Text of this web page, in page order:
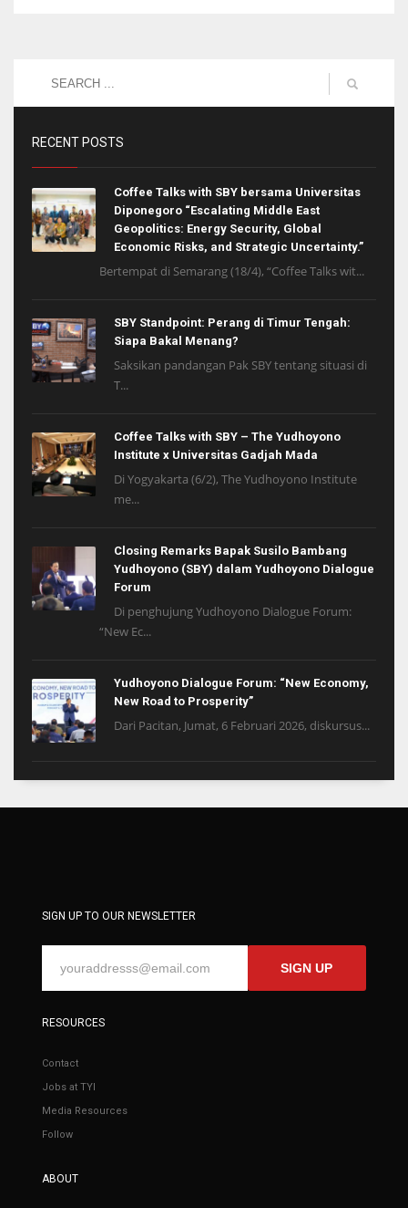
RECENT POSTS
Coffee Talks with SBY bersama Universitas
Diponegoro “Escalating Middle East
Geopolitics: Energy Security, Global
Economic Risks, and Strategic Uncertainty.”
Bertempat di Semarang (18/4), “Coffee Talks wit...
SBY Standpoint: Perang di Timur Tengah:
Siapa Bakal Menang?
Saksikan pandangan Pak SBY tentang situasi di
T...
Coffee Talks with SBY – The Yudhoyono
Institute x Universitas Gadjah Mada
Di Yogyakarta (6/2), The Yudhoyono Institute
me...
Closing Remarks Bapak Susilo Bambang
Yudhoyono (SBY) dalam Yudhoyono Dialogue
Forum
Di penghujung Yudhoyono Dialogue Forum:
“New Ec...
Yudhoyono Dialogue Forum: “New Economy,
New Road to Prosperity”
Dari Pacitan, Jumat, 6 Februari 2026, diskursus...
SIGN UP TO OUR NEWSLETTER
SIGN UP
RESOURCES
Contact
Jobs at TYI
Media Resources
Follow
ABOUT